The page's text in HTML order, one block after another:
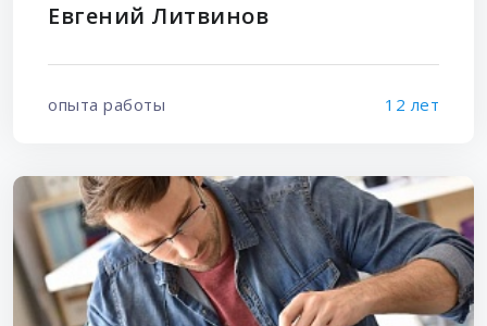
Евгений Литвинов
опыта работы 12 лет